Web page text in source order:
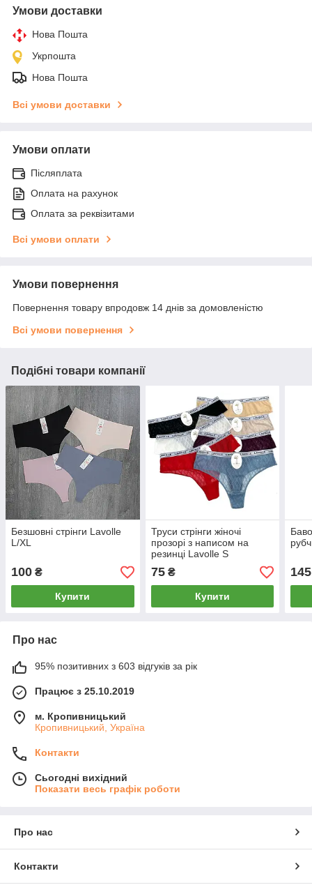
Умови доставки
Нова Пошта
Укрпошта
Нова Пошта
Всі умови доставки
Умови оплати
Післяплата
Оплата на рахунок
Оплата за реквізитами
Всі умови оплати
Умови повернення
Повернення товару впродовж 14 днів за домовленістю
Всі умови повернення
Подібні товари компанії
Безшовні стрінги Lavolle
L/XL
100 ₴
Купити
Труси стрінги жіночі
прозорі з написом на
резинці Lavolle S
75₴
Купити
145
Про нас
95% позитивних з 603 відгуків за рік
Працює з 25.10.2019
м. Кропивницький
Кропивницький, Україна
Контакти
Сьогодні вихідний
Показати весь графік роботи
Про нас
Контакти